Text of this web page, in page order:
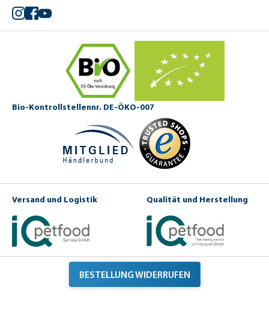
Instagram
Facebook
YouTube
Bio-Kontrollstellennr. DE-ÖKO-007
Versand und Logistik Qualität und Herstellung
BESTELLUNG WIDERRUFEN